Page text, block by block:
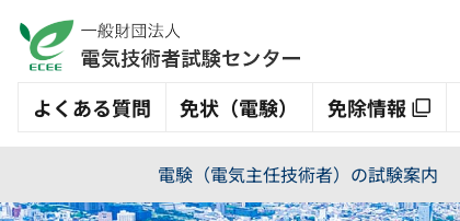
よくある質問 免状（電験） 免除情報
電験（電気主任技術者）の試験案内